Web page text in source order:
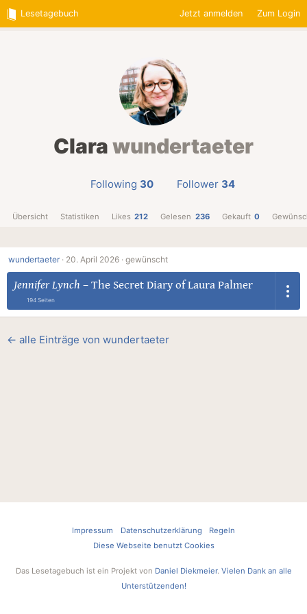
Lesetagebuch Jetzt anmelden Zum Login
Clarawundertaeter
Following 30 Follower 34
Übersicht Statistiken Likes 212 Gelesen 236 Gekauft 0
wundertaeter · 20. April 2026 · gewünscht
Jennifer Lynch – The Secret Diary of Laura Palmer
194 Seiten
← alle Einträge von wundertaeter
Impressum Datenschutzerklärung
Regeln
Diese Webseite benutzt Cookies
Das Lesetagebuch ist ein Projekt von Daniel Diekmeier. Vielen Dank an alle
Unterstützenden!